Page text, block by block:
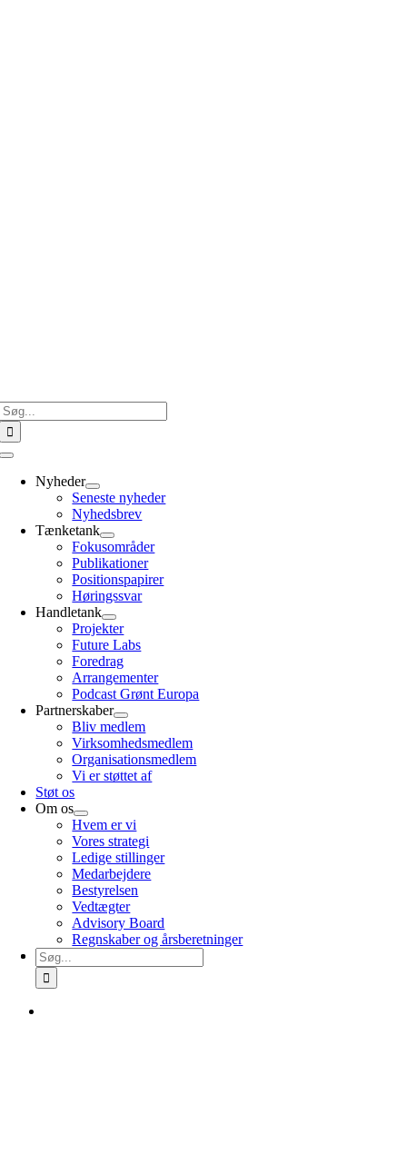
Toggle
NavigationNyheder
Seneste nyheder
Nyhedsbrev
Tænketank
Fokusområder
Publikationer
Positionspapirer
Høringssvar
Handletank
Projekter
Future Labs
Foredrag
Arrangementer
Podcast Grønt Europa
Partnerskaber
Bliv medlem
Virksomhedsmedlem
Organisationsmedlem
Vi er støttet af
Støt os
Om os
Hvem er vi
Vores strategi
Ledige stillinger
Medarbejdere
Bestyrelsen
Vedtægter
Advisory Board
Regnskaber og årsberetninger
Søg
efter: